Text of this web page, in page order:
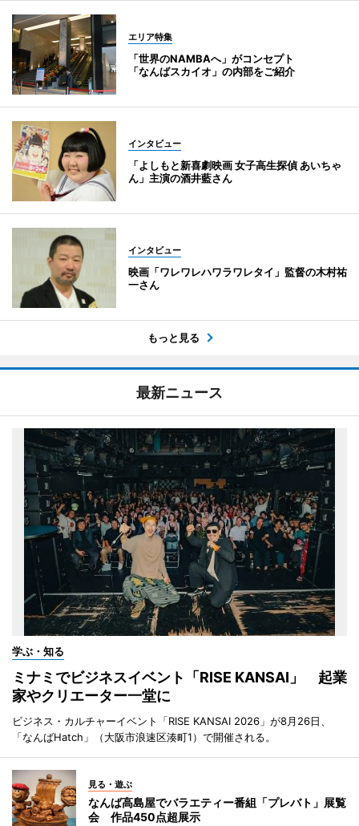
エリア特集
「世界のNAMBAへ」がコンセプト
「なんばスカイオ」の内部をご紹介
インタビュー
「よしもと新喜劇映画 女子高生探偵 あいちゃ
ん」主演の酒井藍さん
インタビュー
映画「ワレワレハワラワレタイ」監督の木村祐
一さん
もっと見る
最新ニュース
学ぶ・知る
ミナミでビジネスイベント「RISE KANSAI」 起業
家やクリエーター一堂に
ビジネス・カルチャーイベント「RISE KANSAI 2026」が8月26日、
「なんばHatch」（大阪市浪速区湊町1）で開催される。
見る・遊ぶ
なんば高島屋でバラエティー番組「プレバト」展覧
会 作品450点超展示